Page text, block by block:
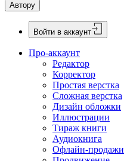
Автору
Войти в аккаунт
Про-аккаунт
Редактор
Корректор
Простая верстка
Сложная верстка
Дизайн обложки
Иллюстрации
Тираж книги
Аудиокнига
Офлайн-продажи